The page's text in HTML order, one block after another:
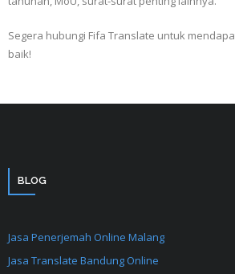
Segera hubungi Fifa Translate untuk
baik!
BLOG
Jasa Penerjemah Online Malang
Jasa Translate Bandung Online